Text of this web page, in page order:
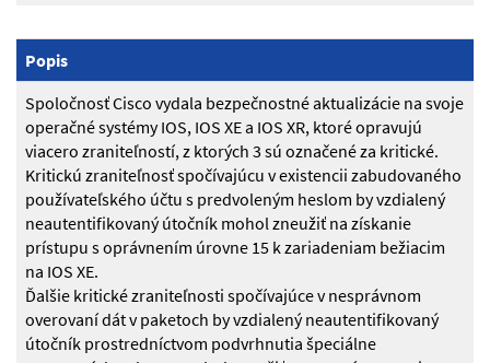
Popis
Spoločnosť Cisco vydala bezpečnostné aktualizácie na svoje
operačné systémy IOS, IOS XE a IOS XR, ktoré opravujú
viacero zraniteľností, z ktorých 3 sú označené za kritické.
Kritickú zraniteľnosť spočívajúcu v existencii zabudovaného
používateľského účtu s predvoleným heslom by vzdialený
neautentifikovaný útočník mohol zneužiť na získanie
prístupu s oprávnením úrovne 15 k zariadeniam bežiacim
na IOS XE.
Ďalšie kritické zraniteľnosti spočívajúce v nesprávnom
overovaní dát v paketoch by vzdialený neautentifikovaný
útočník prostredníctvom podvrhnutia špeciálne